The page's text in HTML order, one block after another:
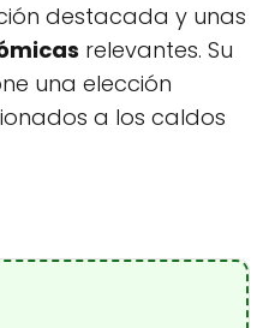
destacada y unas
relevantes. Su
una elección
a los caldos